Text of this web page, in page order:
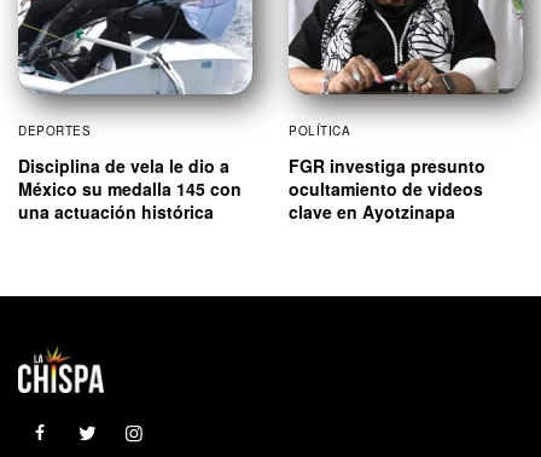
DEPORTES
Disciplina de vela le dio a
México su medalla 145 con
una actuación histórica
POLÍTICA
FGR investiga presunto
ocultamiento de videos
clave en Ayotzinapa